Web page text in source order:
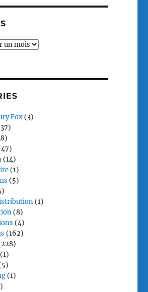
Fox (3)
(14)
(1)
(5)
(1)
(8)
(4)
(162)
(1)
(1)